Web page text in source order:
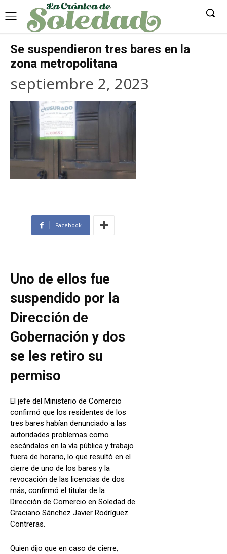
Se suspendieron tres bares en la
zona metropolitana
septiembre 2, 2023
Facebook
Uno de ellos fue
suspendido por la
Dirección de
Gobernación y dos
se les retiro su
permiso
El jefe del Ministerio de Comercio
confirmó que los residentes de los
tres bares habían denunciado a las
autoridades problemas como
escándalos en la vía pública y trabajo
fuera de horario, lo que resultó en el
cierre de uno de los bares y la
revocación de las licencias de dos
más, confirmó el titular de la
Dirección de Comercio en Soledad de
Graciano Sánchez Javier Rodríguez
Contreras.
Quien dijo que en caso de cierre,